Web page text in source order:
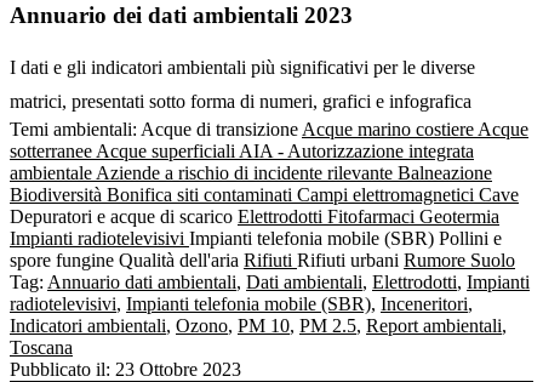
Annuario dei dati ambientali 2023
I dati e gli indicatori ambientali più significativi per le diverse
matrici, presentati sotto forma di numeri, grafici e infografica
Temi ambientali: Acque di transizioneAcque marino costiereAcque
sotterraneeAcque superficialiAIA - Autorizzazione integrata
ambientaleAziende a rischio di incidente rilevante Balneazione
Biodiversità Bonifica siti contaminati Campi elettromagnetici Cave
Depuratori e acque di scarico Elettrodotti Fitofarmaci Geotermia
Impianti radiotelevisivi Impianti telefonia mobile (SBR) Pollini e
spore fungine Qualità dell'aria Rifiuti Rifiuti urbani Rumore Suolo
Tag: Annuario dati ambientali, Dati ambientali, Elettrodotti, Impianti
radiotelevisivi, Impianti telefonia mobile (SBR), Inceneritori,
Indicatori ambientali, Ozono, PM 10, PM 2.5, Report ambientali,
Toscana
Pubblicato il: 23 Ottobre 2023